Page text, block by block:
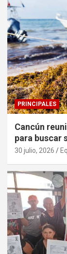
PRINCIPALES
Cancún
para buscar
sargazo
30 julio, 2026